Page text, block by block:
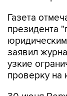
Газета
президента
заявил
узкие
проверку на